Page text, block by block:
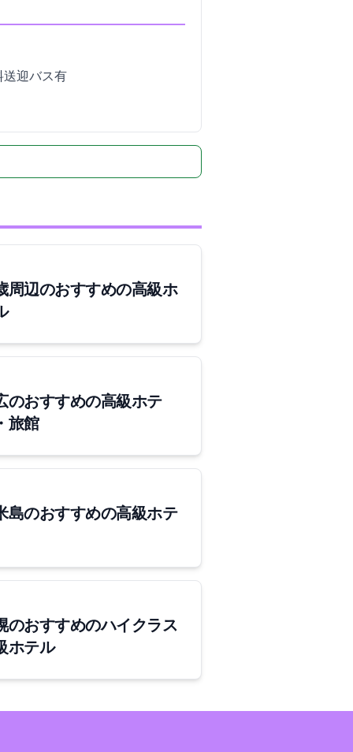
送迎バス有
周辺のおすすめの高級ホ
のおすすめの高級ホテ
旅館
島のおすすめの高級ホテ
のおすすめのハイクラス
ホテル